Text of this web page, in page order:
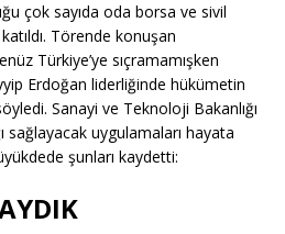
çok sayıda oda borsa ve sivil
Törende konuşan
Türkiye’ye sıçramamışken
Erdoğan liderliğinde hükümetin
Sanayi ve Teknoloji Bakanlığı
sağlayacak uygulamaları hayata
şunları kaydetti: